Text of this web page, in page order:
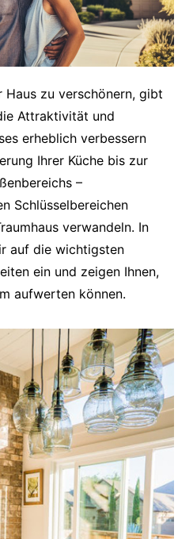
Haus zu verschönern, gibt
Attraktivität und
erheblich verbessern
Ihrer Küche bis zur
–
Schlüsselbereichen
verwandeln. In
auf die wichtigsten
ein und zeigen Ihnen,
aufwerten können.